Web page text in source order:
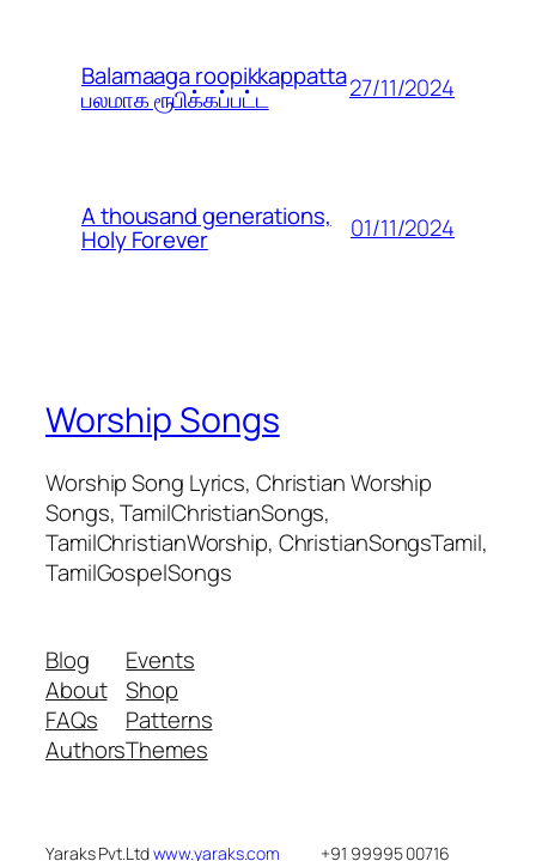
Balamaaga roopikkappatta
பலமாக ரூபிக்கப்பட்ட 27/11/2024
A thousand generations,
Holy Forever 01/11/2024
Worship Songs
Worship Song Lyrics, Christian Worship
Songs, TamilChristianSongs,
TamilChristianWorship, ChristianSongsTamil,
TamilGospelSongs
Blog
About
FAQs
Authors
Events
Shop
Patterns
Themes
Yaraks Pvt.Ltdwww.yaraks.com +91 99995 00716